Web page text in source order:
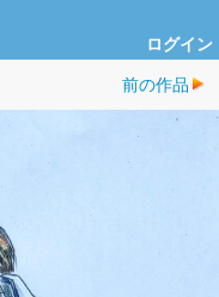
ログイン
前の作品